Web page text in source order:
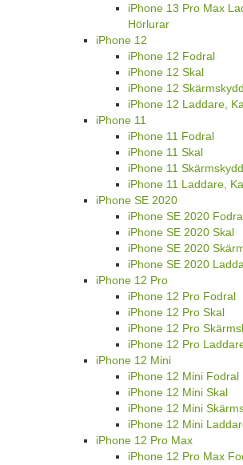
iPhone 13 Pro Max
Hörlurar
iPhone 12
iPhone 12 Fodral
iPhone 12 Skal
iPhone 12
iPhone 12 Laddare,
iPhone 11
iPhone 11 Fodral
iPhone 11 Skal
iPhone 11
iPhone 11 Laddare,
iPhone SE 2020
iPhone SE 2020
iPhone SE 2020 Skal
iPhone SE 2020
iPhone SE 2020
iPhone 12 Pro
iPhone 12 Pro Fodral
iPhone 12 Pro Skal
iPhone 12 Pro
iPhone 12 Pro
iPhone 12 Mini
iPhone 12 Mini Fodral
iPhone 12 Mini Skal
iPhone 12 Mini
iPhone 12 Mini
iPhone 12 Pro Max
iPhone 12 Pro Max